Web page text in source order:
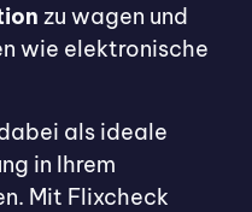
zu wagen und
wie elektronische
als ideale
in Ihrem
Mit Flixcheck